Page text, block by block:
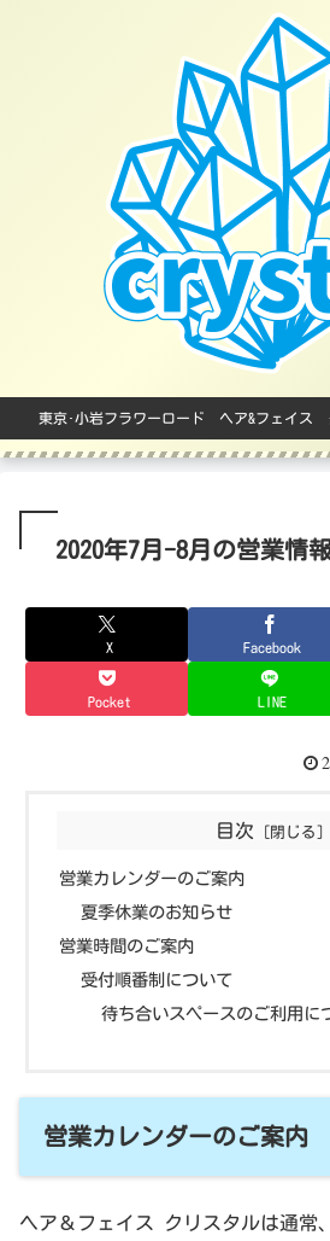
東京･小岩フラワーロード ヘア&フェイス
2020年7月-8月の営業情
X Facebook
Pocket LINE
目次
営業カレンダーのご案内
夏季休業のお知らせ
営業時間のご案内
受付順番制について
待ち合いスペースのご利用に
営業カレンダーのご案内
ヘア＆フェイス クリスタルは通常